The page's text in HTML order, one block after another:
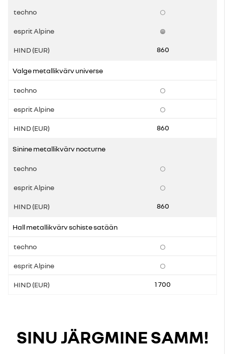
860
Valge metallikvärv universe
860
Sinine metallikvärv nocturne
860
Hall metallikvärv schiste satään
1 700
SINU JÄRGMINE SAMM!